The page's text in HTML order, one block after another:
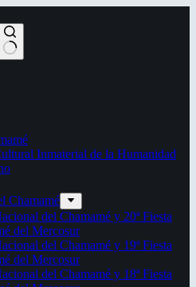
Inmaterial de la Humanidad
Chamamé
del Chamamé y 20ª Fiesta
del Mercosur
del Chamamé y 19ª Fiesta
del Mercosur
del Chamamé y 18ª Fiesta